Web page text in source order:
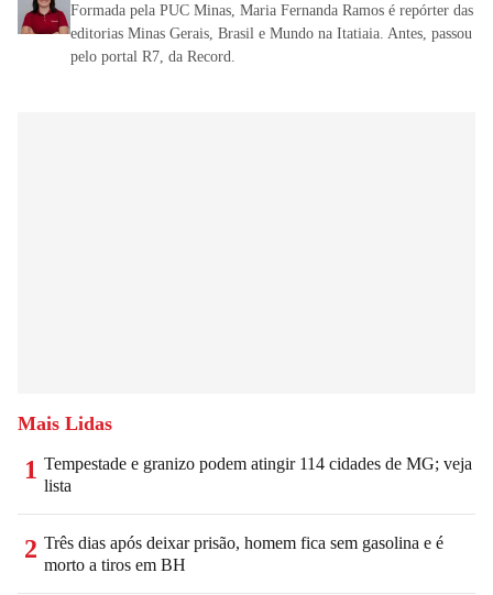
Formada pela PUC Minas, Maria Fernanda Ramos é repórter das
editorias Minas Gerais, Brasil e Mundo na Itatiaia. Antes, passou
pelo portal R7, da Record.
Mais Lidas
1 Tempestade e granizo podem atingir 114 cidades de MG; veja
lista
2 Três dias após deixar prisão, homem fica sem gasolina e é
morto a tiros em BH